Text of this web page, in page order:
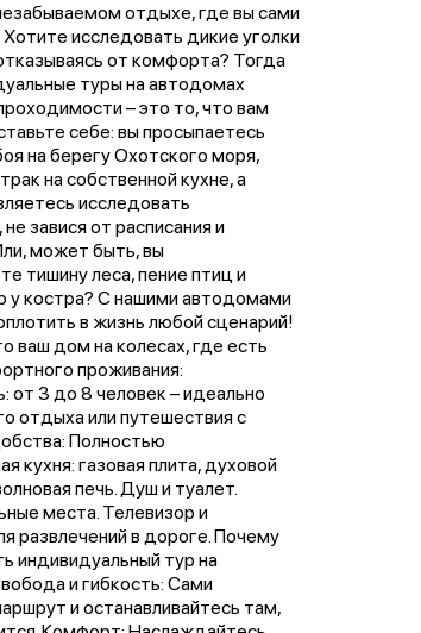
отдыхе, где вы сами
Хотите исследовать дикие уголки
от комфорта? Тогда
туры на автодомах
– это то, что вам
себе: вы просыпаетесь
на берегу Охотского моря,
на собственной кухне, а
исследовать
завися от расписания и
может быть, вы
тишину леса, пение птиц и
у костра? С нашими автодомами
в жизнь любой сценарий!
ваш дом на колесах, где есть
проживания:
от 3 до 8 человек – идеально
отдыха или путешествия с
Полностью
кухня: газовая плита, духовой
печь. Душ и туалет.
места. Телевизор и
развлечений в дороге. Почему
индивидуальный тур на
и гибкость: Сами
и останавливайтесь там,